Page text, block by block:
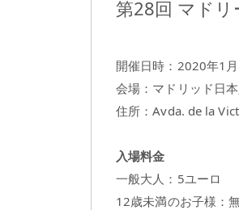
第28回 マド
開催日時：2020年1
会場：マドリッド日
住所：Avda. de la
入場料金
一般大人：5ユーロ
12歳未満のお子様：